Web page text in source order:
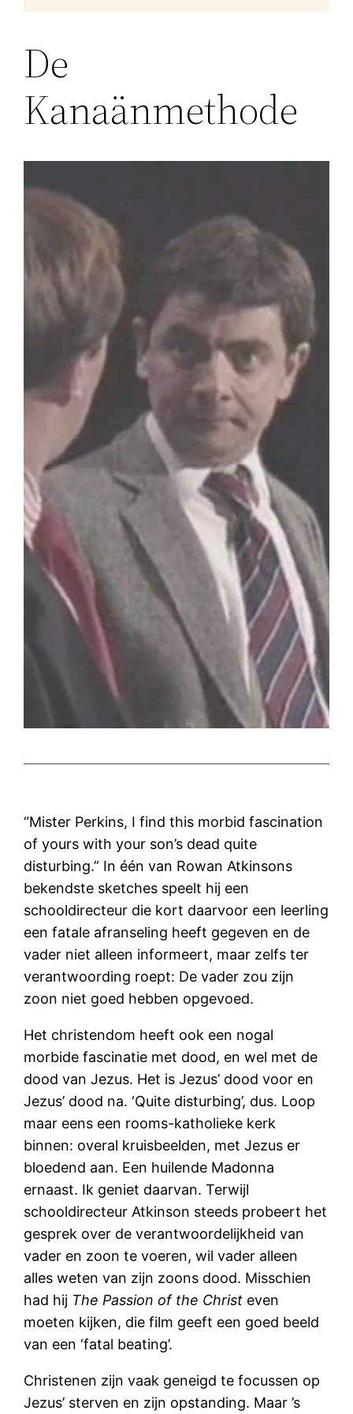
De
Kanaänmethode
“Mister Perkins, I find this morbid fascination
of yours with your son’s dead quite
disturbing.” In één van Rowan Atkinsons
bekendste sketches speelt hij een
schooldirecteur die kort daarvoor een leerling
een fatale afranseling heeft gegeven en de
vader niet alleen informeert, maar zelfs ter
verantwoording roept: De vader zou zijn
zoon niet goed hebben opgevoed.
Het christendom heeft ook een nogal
morbide fascinatie met dood, en wel met de
dood van Jezus. Het is Jezus’ dood voor en
Jezus’ dood na. ‘Quite disturbing’, dus. Loop
maar eens een rooms-katholieke kerk
binnen: overal kruisbeelden, met Jezus er
bloedend aan. Een huilende Madonna
ernaast. Ik geniet daarvan. Terwijl
schooldirecteur Atkinson steeds probeert het
gesprek over de verantwoordelijkheid van
vader en zoon te voeren, wil vader alleen
alles weten van zijn zoons dood. Misschien
had hij The Passion of the Christ even
moeten kijken, die film geeft een goed beeld
van een ‘fatal beating’.
Christenen zijn vaak geneigd te focussen op
Jezus’ sterven en zijn opstanding. Maar ’s